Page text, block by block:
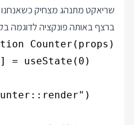
ברצף באותה פונקציה לדוגמה